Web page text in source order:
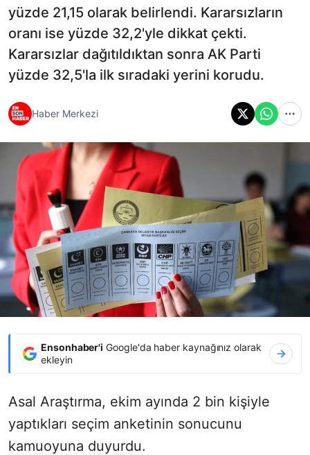
yüzde 21,15 olarak belirlendi. Kararsızların
oranı ise yüzde 32,2'yle dikkat çekti.
Kararsızlar dağıtıldıktan sonra AK Parti
yüzde 32,5'la ilk sıradaki yerini korudu.
Haber Merkezi
Ensonhaber'i Google'da haber kaynağınız olarak
ekleyin
Asal Araştırma, ekim ayında 2 bin kişiyle
yaptıkları seçim anketinin sonucunu
kamuoyuna duyurdu.